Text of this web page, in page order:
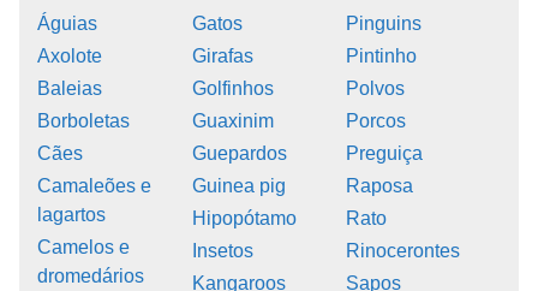
Águias
Axolote
Baleias
Borboletas
Cães
Camaleões e
lagartos
Camelos e
dromedários
Gatos
Girafas
Golfinhos
Guaxinim
Guepardos
Guinea pig
Hipopótamo
Insetos
Kangaroos
Pinguins
Pintinho
Polvos
Porcos
Preguiça
Raposa
Rato
Rinocerontes
Sapos